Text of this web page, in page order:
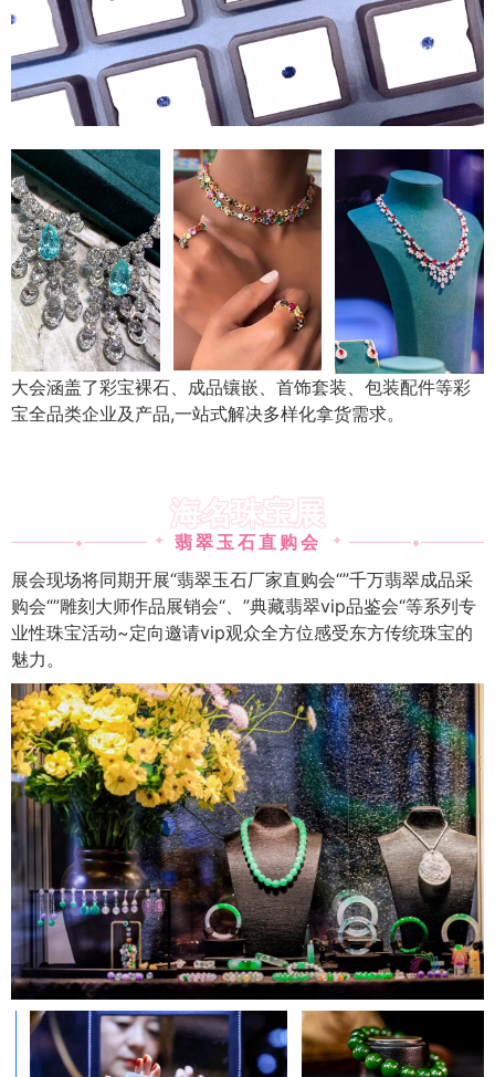
大会涵盖了彩宝裸石、成品镶嵌、首饰套装、包装配件等彩
宝全品类企业及产品,一站式解决多样化拿货需求。
海名珠宝展
• ✦ 翡翠玉石直购会 ✦
•
展会现场将同期开展“翡翠玉石厂家直购会“”千万翡翠成品采
购会“”雕刻大师作品展销会“、”典藏翡翠vip品鉴会“等系列专
业性珠宝活动~定向邀请vip观众全方位感受东方传统珠宝的
魅力。